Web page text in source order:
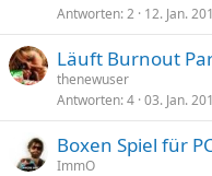
Antworten 2 12. Jan.
Läuft Burnout
thenewuser
Antworten 4 03. Jan.
Boxen Spiel für
ImmO